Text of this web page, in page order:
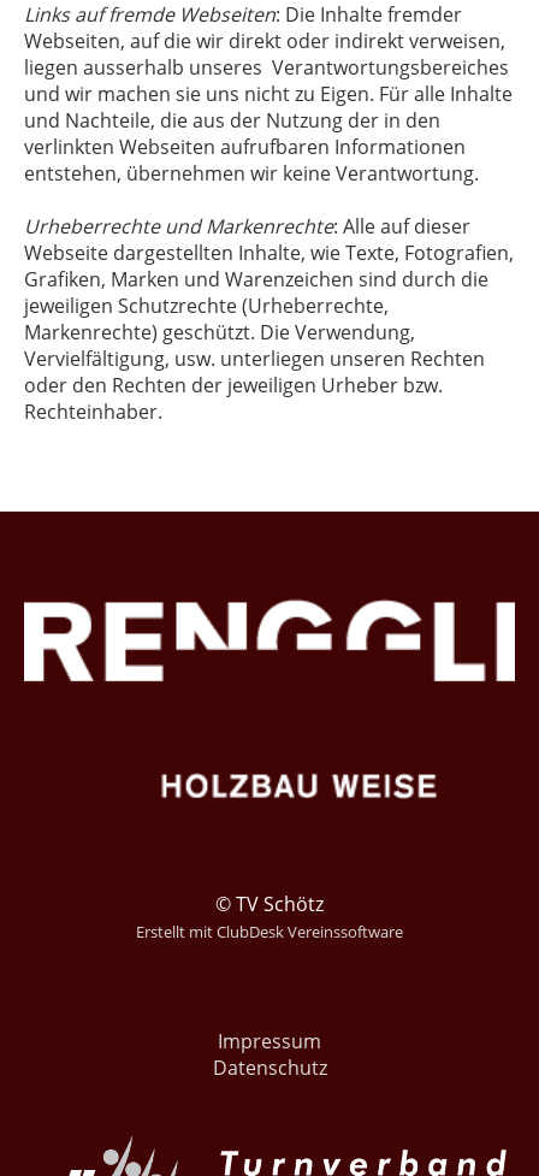
Links auf fremde Webseiten: Die Inhalte fremder
Webseiten, auf die wir direkt oder indirekt verweisen,
liegen ausserhalb unseres Verantwortungsbereiches
und wir machen sie uns nicht zu Eigen. Für alle Inhalte
und Nachteile, die aus der Nutzung der in den
verlinkten Webseiten aufrufbaren Informationen
entstehen, übernehmen wir keine Verantwortung.
Urheberrechte und Markenrechte: Alle auf dieser
Webseite dargestellten Inhalte, wie Texte, Fotografien,
Grafiken, Marken und Warenzeichen sind durch die
jeweiligen Schutzrechte (Urheberrechte,
Markenrechte) geschützt. Die Verwendung,
Vervielfältigung, usw. unterliegen unseren Rechten
oder den Rechten der jeweiligen Urheber bzw.
Rechteinhaber.
© TV Schötz
Erstellt mit ClubDesk Vereinssoftware
Impressum
Datenschutz